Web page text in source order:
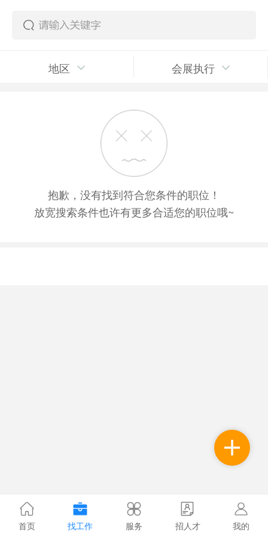
地区 会展执行
抱歉，没有找到符合您条件的职位！
放宽搜索条件也许有更多合适您的职位哦~
首页 找工作 服务 招人才 我的